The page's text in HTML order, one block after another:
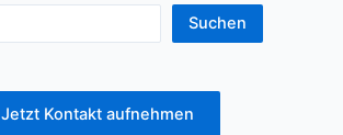
Suchen
Jetzt Kontakt aufnehmen